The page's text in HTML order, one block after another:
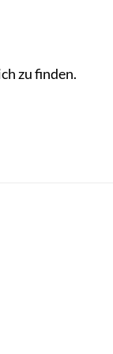
zu finden.